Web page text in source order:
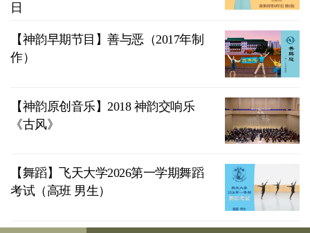
日
【神韵早期节目】善与恶（2017年制
作）
【神韵原创音乐】2018 神韵交响乐
《古风》
【舞蹈】飞天大学2026第一学期舞蹈
考试（高班 男生）